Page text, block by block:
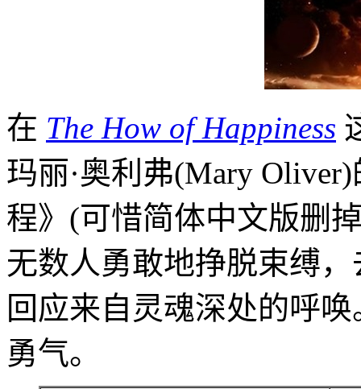
在 The How of Happiness
玛丽·奥利弗(Mary
程》(可惜简体中文版删
无数人勇敢地挣脱束缚
回应来自灵魂深处的呼
勇气。